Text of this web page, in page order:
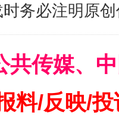
务必注明原
共传媒、
料/反映/